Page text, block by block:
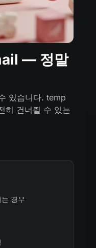
— 정말
있습니다. temp
히 건너뛸 수 있는
경우